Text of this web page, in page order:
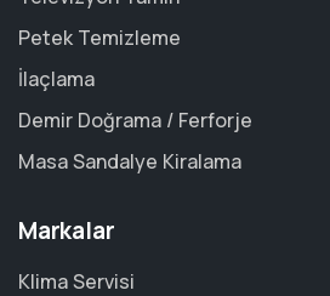
Petek Temizleme
İlaçlama
Demir Doğrama / Ferforje
Masa Sandalye Kiralama
Markalar
Klima Servisi